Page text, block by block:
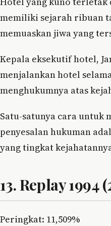
memiliki sejarah ribuan
memuaskan jiwa yang
Kepala eksekutif hotel,
menjalankan hotel
menghukumnya atas
Satu-satunya cara untuk
penyesalan hukuman
yang tingkat
13. Replay 1994
Peringkat: 11,509%